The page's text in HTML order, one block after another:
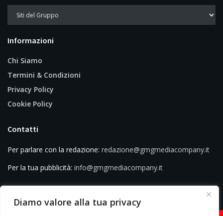
Diamo valore alla tua privacy
Informazioni
Chi Siamo
Termini & Condizioni
Privacy Policy
Cookie Policy
Contatti
Per parlare con la redazione: redazione@gmgmediacompany.it
Per la tua pubblicità: info@gmgmediacompany.it